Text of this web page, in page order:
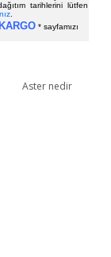
tarihlerini lütfen
* sayfamızı
Aster nedir